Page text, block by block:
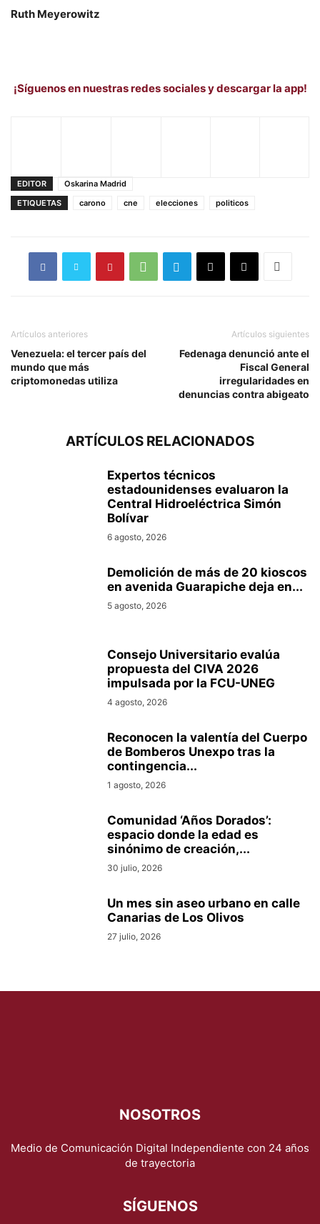
Ruth Meyerowitz
¡Síguenos en nuestras redes sociales y descargar la app!
EDITOR
Oskarina Madrid
ETIQUETAS
carono cne elecciones politicos
Artículos anteriores
Venezuela: el tercer país del
mundo que más
criptomonedas utiliza
Artículos siguientes
Fedenaga denunció ante el
Fiscal General
irregularidades en
denuncias contra abigeato
ARTÍCULOS RELACIONADOS
Expertos técnicos
estadounidenses evaluaron la
Central Hidroeléctrica Simón
Bolívar
6 agosto, 2026
Demolición de más de 20 kioscos
en avenida Guarapiche deja en...
5 agosto, 2026
Consejo Universitario evalúa
propuesta del CIVA 2026
impulsada por la FCU-UNEG
4 agosto, 2026
Reconocen la valentía del Cuerpo
de Bomberos Unexpo tras la
contingencia...
1 agosto, 2026
Comunidad ‘Años Dorados’:
espacio donde la edad es
sinónimo de creación,...
30 julio, 2026
Un mes sin aseo urbano en calle
Canarias de Los Olivos
27 julio, 2026
NOSOTROS
Medio de Comunicación Digital Independiente con 24 años
de trayectoria
SÍGUENOS